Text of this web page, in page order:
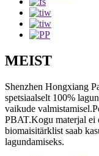
MEIST
Shenzhen Hongxiang
spetsiaalselt 100%
vaikude
PBAT.Kogu materjal ei
biomaisitärklist saab
lagundamiseks.